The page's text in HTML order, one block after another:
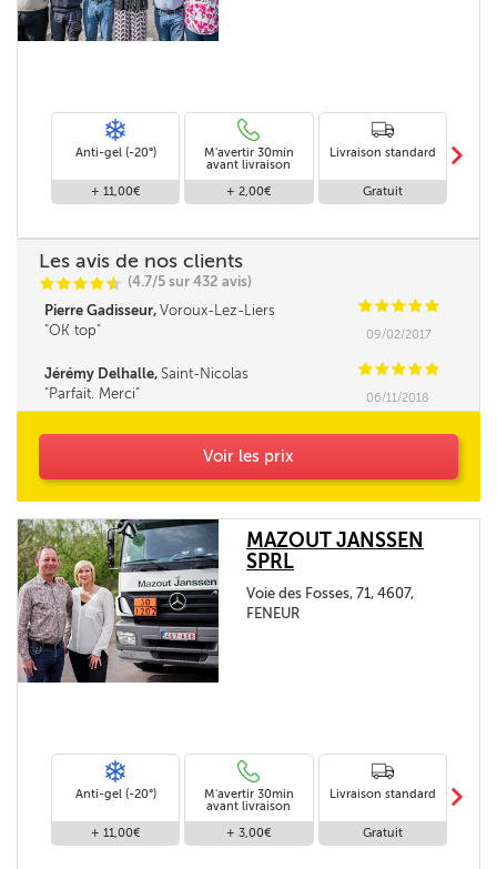
Anti-gel (-20°)
+ 11,00€
M'avertir 30min
avant livraison
+ 2,00€
Livraison standard
Gratuit
m
Les avis de nos clients
CCCCi
@ (4.7/5 sur 432 avis)
Pierre Gadisseur, Voroux-Lez-Liers CCCCC
OK top
09/02/2017
Jérémy Delhalle, Saint-Nicolas CCCCC
Parfait. Merci
06/11/2018
Voir les prix
MAZOUT JANSSEN
SPRL
Voie des Fosses, 71, 4607,
FENEUR
Anti-gel (-20°)
+ 11,00€
M'avertir 30min
avant livraison
+ 3,00€
Livraison standard
Gratuit
m